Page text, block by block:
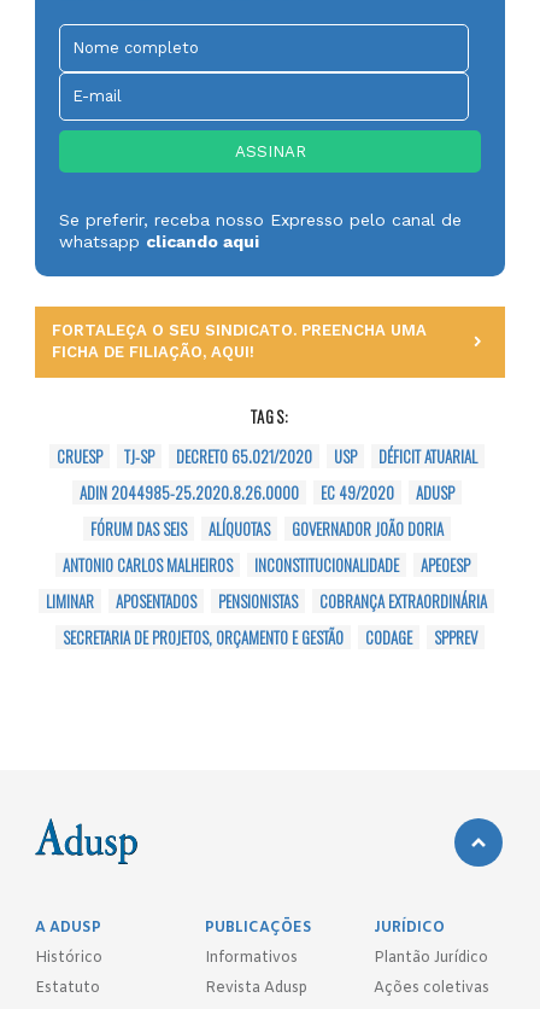
Se preferir, receba nosso Expresso pelo canal de
whatsapp clicando aqui
FORTALEÇA O SEU SINDICATO. PREENCHA UMA
FICHA DE FILIAÇÃO, AQUI!
TAGS:
CRUESP
TJ-SP DECRETO 65.021/2020 USP
DÉFICIT ATUARIAL
ADIN 2044985-25.2020.8.26.0000
EC 49/2020
ADUSP
FÓRUM DAS SEIS
ALÍQUOTAS
GOVERNADOR JOÃO DORIA
ANTONIO CARLOS MALHEIROS
INCONSTITUCIONALIDADE
APEOESP
LIMINAR
APOSENTADOS PENSIONISTAS
COBRANÇA EXTRAORDINÁRIA
SECRETARIA DE PROJETOS, ORÇAMENTO E GESTÃO
CODAGE SPPREV
A ADUSP
Histórico
Estatuto
PUBLICAÇÕES
Informativos
Revista Adusp
JURÍDICO
Plantão Jurídico
Ações coletivas